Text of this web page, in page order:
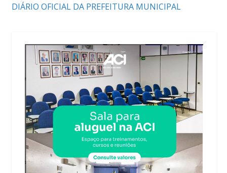
DIÁRIO OFICIAL DA PREFEITURA MUNICIPAL